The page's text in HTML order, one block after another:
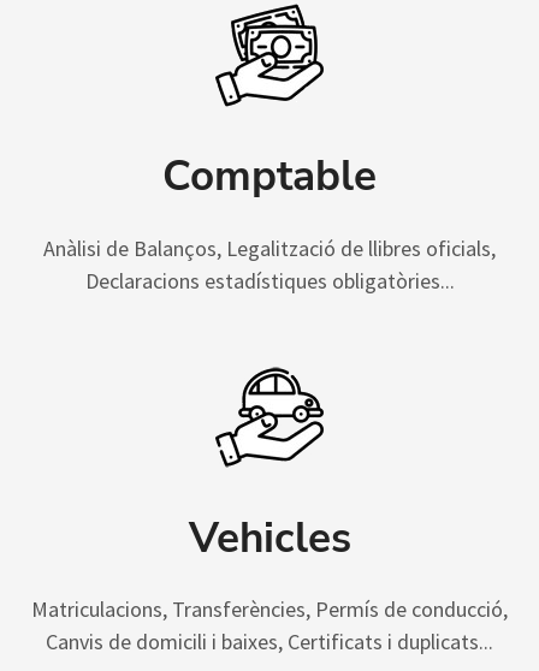
Comptable
Anàlisi de Balanços, Legalització de llibres oficials,
Declaracions estadístiques obligatòries...
Vehicles
Matriculacions, Transferències, Permís de conducció,
Canvis de domicili i baixes, Certificats i duplicats...